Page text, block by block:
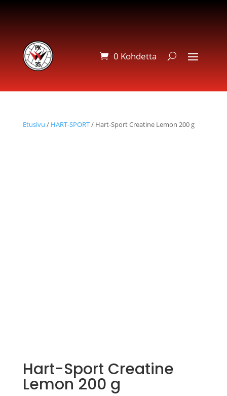
0 Kohdetta
Etusivu / HART-SPORT/ Hart-Sport Creatine Lemon 200 g
Hart-Sport Creatine
Lemon 200 g